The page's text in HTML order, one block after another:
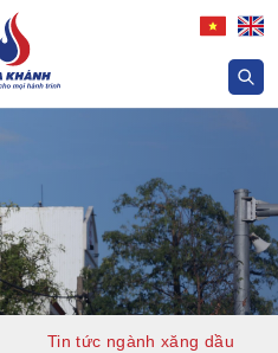
Tin tức ngành xăng dầu